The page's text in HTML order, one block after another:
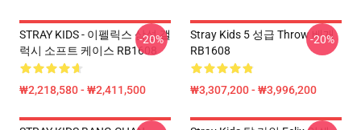
STRAY KIDS - 이펠릭스 삼성 갤
럭시 소프트 케이스 RB1608
₩2,218,580 - ₩2,411,500
-20%
Stray Kids 5 성급 Throw 베개
RB1608
₩3,307,200 - ₩3,996,200
-20%